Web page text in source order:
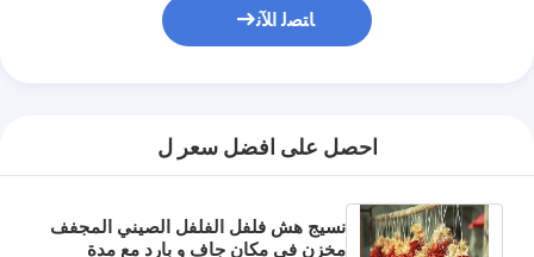
ﺎﺘﺼﻟ ﺍﻶﻧ
احصل على افضل سعر ل
نسيج هش فلفل الفلفل الصيني المجفف
مخزن في مكان جاف و بارد مع مدة